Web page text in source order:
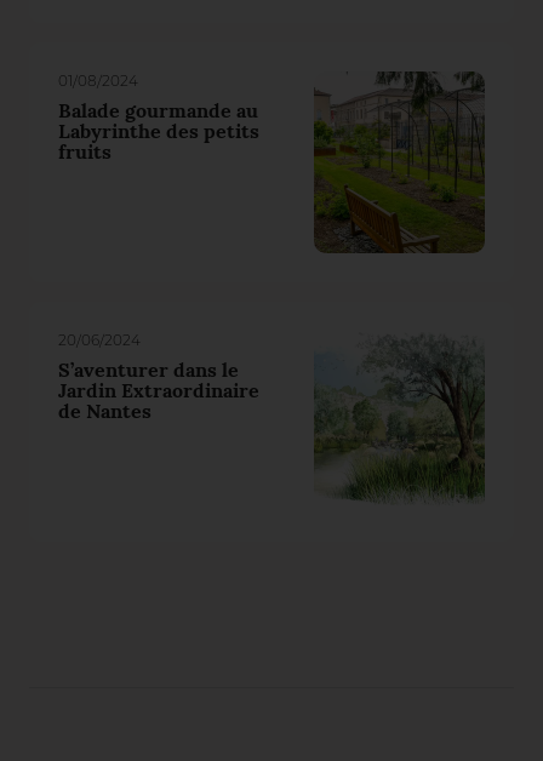
01/08/2024
Balade gourmande au
Labyrinthe des petits
fruits
20/06/2024
S’aventurer dans le
Jardin Extraordinaire
de Nantes